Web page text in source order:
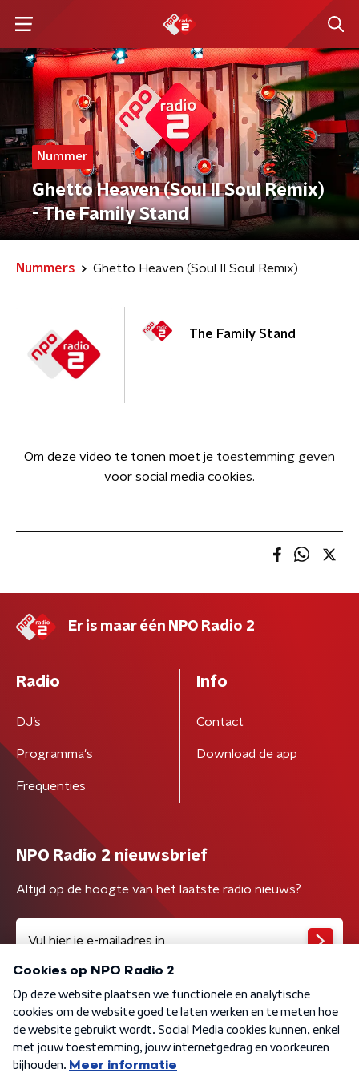
Nummer
Ghetto Heaven (Soul II Soul Remix)
- The Family Stand
Nummers Ghetto Heaven (Soul II Soul Remix)
The Family Stand
Om deze video te tonen moet je toestemming geven
voor social media cookies.
Er is maar één NPO Radio 2
Radio
DJ’s
Programma's
Frequenties
Info
Contact
Download de app
NPO Radio 2 nieuwsbrief
Altijd op de hoogte van het laatste radio nieuws?
Algemene voorwaarden